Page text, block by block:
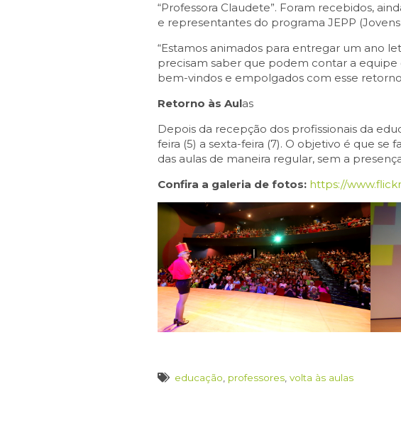
“Professora Claudete”. Foram recebidos,
e representantes do programa JEPP
“Estamos animados para entregar um ano
precisam saber que podem contar a equipe
bem-vindos e empolgados com esse
Retorno às Aulas
Depois da recepção dos profissionais da
feira (5) a sexta-feira (7). O objetivo é que se
das aulas de maneira regular, sem a
Confira a galeria de fotos: https://
educação, professores, volta às aulas